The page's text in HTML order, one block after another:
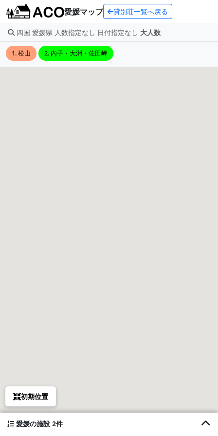
愛媛マップ 貸別荘一覧へ戻る
四国 愛媛県 人数指定なし 日付指定なし 大人数
1. 松山 2. 内子・大洲・佐田岬
初期位置
愛媛の施設 2件1. 温泉郡宿Onsengunyado